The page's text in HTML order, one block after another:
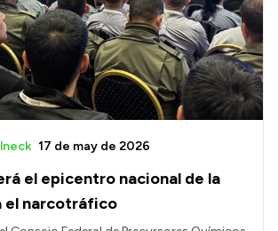
el epicentro nacional de la
el narcotráfico
17 de may de 2026